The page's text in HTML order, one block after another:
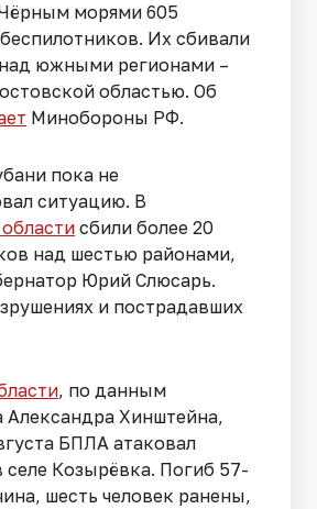
морями 605
Их сбивали
южными регионами –
областью. Об
Минобороны РФ.
пока не
ситуацию. В
сбили более 20
над шестью районами,
Юрий Слюсарь.
и пострадавших
, по данным
Александра Хинштейна,
БПЛА атаковал
Козырёвка. Погиб 57-
шесть человек ранены,